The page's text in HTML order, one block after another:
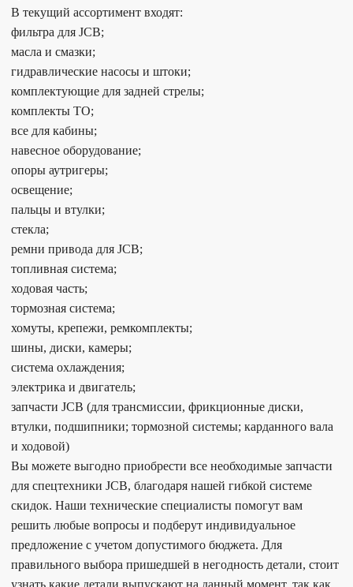
В текущий ассортимент входят:
фильтра для JCB;
масла и смазки;
гидравлические насосы и штоки;
комплектующие для задней стрелы;
комплекты ТО;
все для кабины;
навесное оборудование;
опоры аутригеры;
освещение;
пальцы и втулки;
стекла;
ремни привода для JCB;
топливная система;
ходовая часть;
тормозная система;
хомуты, крепежи, ремкомплекты;
шины, диски, камеры;
система охлаждения;
электрика и двигатель;
запчасти JCB (для трансмиссии, фрикционные диски,
втулки, подшипники; тормозной системы; карданного вала
и ходовой)
Вы можете выгодно приобрести все необходимые запчасти
для спецтехники JCB, благодаря нашей гибкой системе
скидок. Наши технические специалисты помогут вам
решить любые вопросы и подберут индивидуальное
предложение с учетом допустимого бюджета. Для
правильного выбора пришедшей в негодность детали, стоит
узнать какие детали выпускают на данный момент, так как